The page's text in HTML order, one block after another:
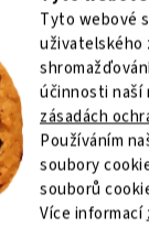
Tyto webové
uživatelského
účinnosti naší
zásadách
Používáním
soubory
souborů
Více informací